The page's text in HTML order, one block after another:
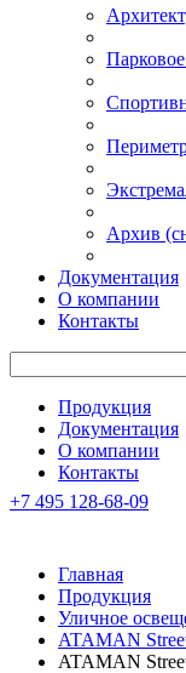
Архив
Документация
О компании
Контакты
Продукция
Документация
О компании
Контакты
+7 495 128-68-09
Главная
Продукция
Уличное
ATAMAN
ATAMAN